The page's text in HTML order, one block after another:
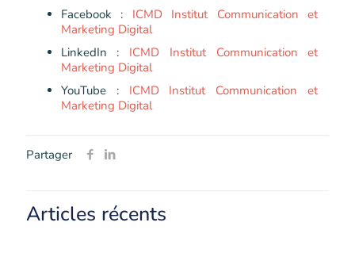
Facebook : ICMD Institut Communication et
Marketing Digital
LinkedIn : ICMD Institut Communication et
Marketing Digital
YouTube : ICMD Institut Communication et
Marketing Digital
Partager
Articles récents